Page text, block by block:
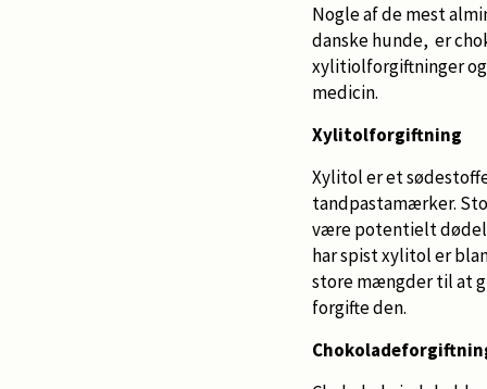
Nogle af de mest
danske hunde, er
xylitiolforgiftninger
medicin.
Xylitolforgiftning
Xylitol er et
tandpastamærker.
være potentielt
har spist xylitol er
store mængder til at
forgifte den.